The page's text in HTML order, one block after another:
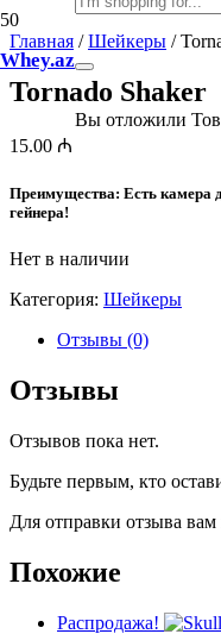
Whey.az
Вы отложили
Главная /Шейкеры /
Tornado Shaker
15.00 ₼
Преимущества: Есть камера
гейнера!
Нет в наличии
Категория: Шейкеры
Отзывы (0)
Отзывы
Отзывов пока нет.
Будьте первым, кто
Для отправки отзыва
Похожие
Распродажа!